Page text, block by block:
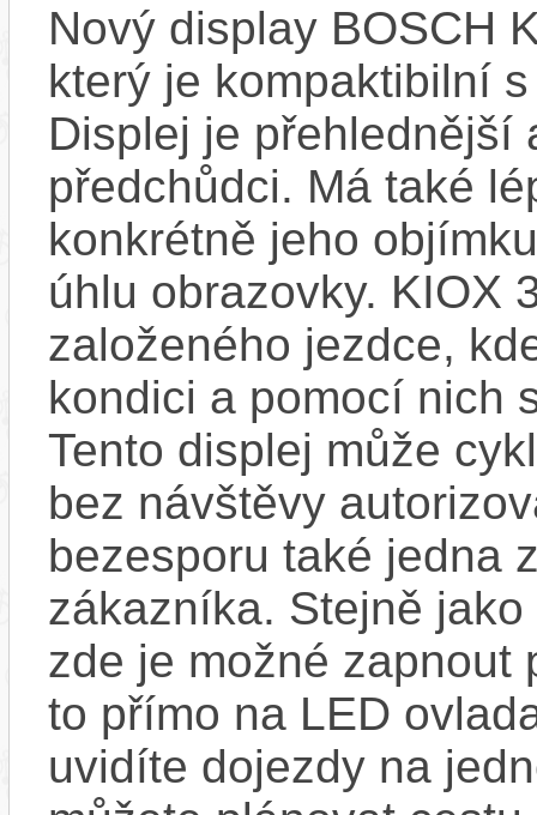
Nový display BOSCH
který je kompaktibilní
Displej je přehlednější
předchůdci. Má také
konkrétně jeho
úhlu obrazovky. KIOX
založeného jezdce,
kondici a pomocí nich
Tento displej může
bez návštěvy
bezesporu také jedna
zákazníka. Stejně
zde je možné zapnout
to přímo na LED
uvidíte dojezdy na